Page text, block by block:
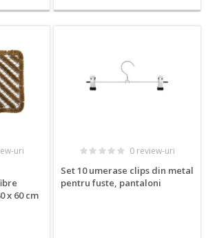
uri
x 60 cm
0 review-uri
Set 10 umerase clips din metal
pentru fuste, pantaloni